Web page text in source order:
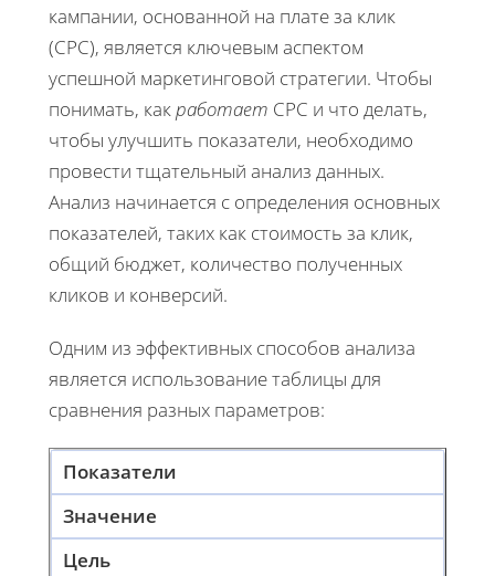
кампании, основанной на плате за клик
(CPC), является ключевым аспектом
успешной маркетинговой стратегии. Чтобы
понимать, какработает CPC и что делать,
чтобы улучшить показатели, необходимо
провести тщательный анализ данных.
Анализ начинается с определения основных
показателей, таких как стоимость за клик,
общий бюджет, количество полученных
кликов и конверсий.
Одним из эффективных способов анализа
является использование таблицы для
сравнения разных параметров:
Показатели
Значение
Цель